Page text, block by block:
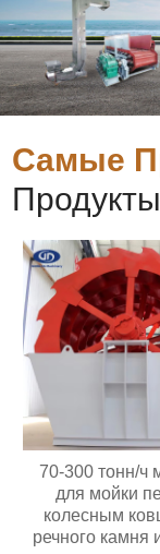
Самые
Продукты
70-300 тонн/ч
для мойки
колесным
речного камня